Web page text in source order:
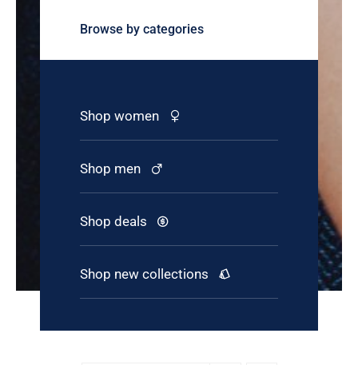
Browse by categories
Shop women
Shop men
Shop deals
Shop new collections